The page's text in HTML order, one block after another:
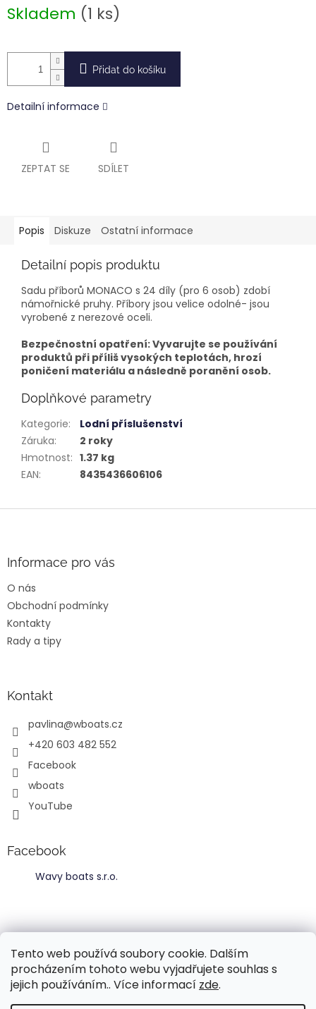
Tento web používá soubory cookie. Dalším
procházením tohoto webu vyjadřujete souhlas s
jejich používáním.. Více informací zde.
cena:
Skladem (1 ks)
Přidat do košíku
Detailní informace
ZEPTAT SE SDÍLET
Popis Diskuze Ostatní informace
Detailní popis produktu
Sadu příborů MONACO s 24 díly (pro 6 osob) zdobí
námořnické pruhy. Příbory jsou velice odolné- jsou
vyrobené z nerezové oceli.
Bezpečnostní opatření: Vyvarujte se používání
produktů při příliš vysokých teplotách, hrozí
poničení materiálu a následně poranění osob.
Doplňkové parametry
Kategorie:
Lodní příslušenství
Záruka:
2 roky
Hmotnost: 1.37 kg
EAN: 8435436606106
Informace pro vás
O nás
Obchodní podmínky
Kontakty
Rady a tipy
Kontakt
pavlina@wboats.cz
+420 603 482 552
Facebook
wboats
YouTube
Facebook
Wavy boats s.r.o.